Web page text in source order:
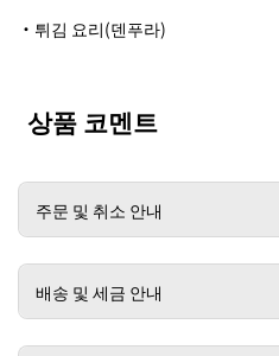
・튀김 요리(덴푸라)
상품 코멘트
주문 및 취소 안내
배송 및 세금 안내